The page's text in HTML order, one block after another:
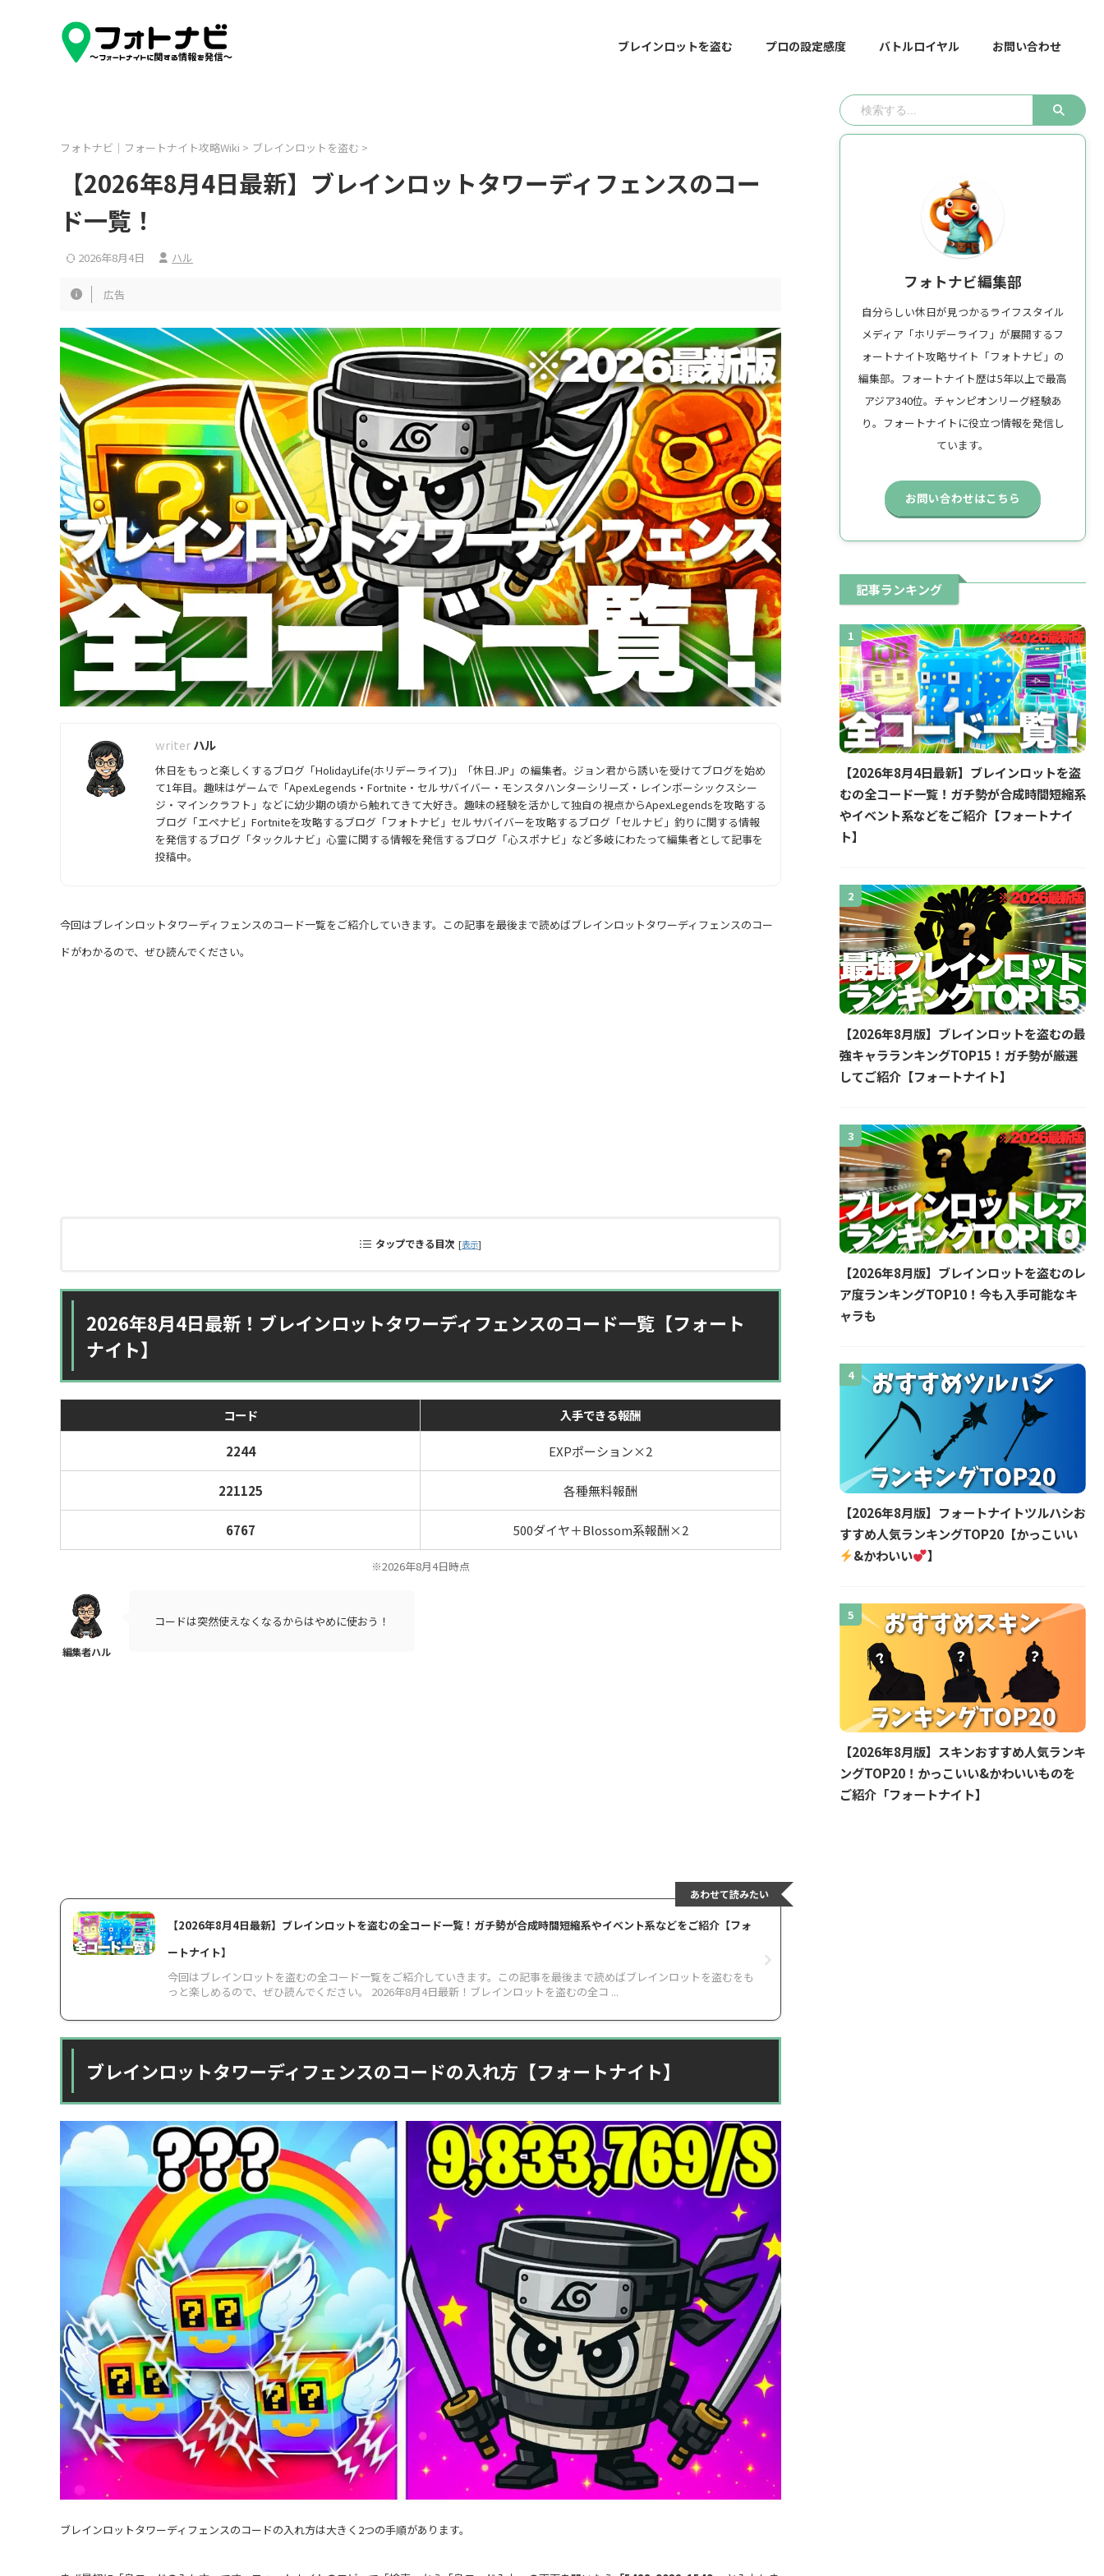
ブレインロットを盗む プロの設定感度 バトルロイヤル お問い合わせ
フォトナビ｜フォートナイト攻略Wiki > ブレインロットを盗む >
【2026年8月4日最新】ブレインロットタワーディフェンスのコー
ド一覧！
2026年8月4日 ハル
広告
ハル
休日をもっと楽しくするブログ「HolidayLife(ホリデーライフ)」「休日.JP」の編集者。ジョン君から誘いを受けてブログを始め
て1年目。趣味はゲームで「ApexLegends・Fortnite・セルサバイバー・モンスタハンターシリーズ・レインボーシックスシー
ジ・マインクラフト」などに幼少期の頃から触れてきて大好き。趣味の経験を活かして独自の視点からApexLegendsを攻略する
ブログ「エペナビ」Fortniteを攻略するブログ「フォトナビ」セルサバイバーを攻略するブログ「セルナビ」釣りに関する情報
を発信するブログ「タックルナビ」心霊に関する情報を発信するブログ「心スポナビ」など多岐にわたって編集者として記事を
投稿中。
今回はブレインロットタワーディフェンスのコード一覧をご紹介していきます。この記事を最後まで読めばブレインロットタワーディフェンスのコー
ドがわかるので、ぜひ読んでください。
タップできる目次 [表示]
2026年8月4日最新！ブレインロットタワーディフェンスのコード一覧【フォート
ナイト】
コード 入手できる報酬
2244 EXPポーション×2
221125 各種無料報酬
6767 500ダイヤ＋Blossom系報酬×2
※2026年8月4日時点
コードは突然使えなくなるからはやめに使おう！
【2026年8月4日最新】ブレインロットを盗むの全コード一覧！ガチ勢が合成時間短縮系やイベント系などをご紹介【フォ
ートナイト】
今回はブレインロットを盗むの全コード一覧をご紹介していきます。この記事を最後まで読めばブレインロットを盗むをも
っと楽しめるので、ぜひ読んでください。 2026年8月4日最新！ブレインロットを盗むの全コ ...
あわせて読みたい
ブレインロットタワーディフェンスのコードの入れ方【フォートナイト】
ブレインロットタワーディフェンスのコードの入れ方は大きく2つの手順があります。
フォトナビ編集部
自分らしい休日が見つかるライフスタイル
メディア「ホリデーライフ」が展開するフ
ォートナイト攻略サイト「フォトナビ」の
編集部。フォートナイト歴は5年以上で最高
アジア340位。チャンピオンリーグ経験あ
り。フォートナイトに役立つ情報を発信し
ています。
お問い合わせはこちら
記事ランキング
1
【2026年8月4日最新】ブレインロットを盗
むの全コード一覧！ガチ勢が合成時間短縮系
やイベント系などをご紹介【フォートナイ
ト】
2
【2026年8月版】ブレインロットを盗むの最
強キャラランキングTOP15！ガチ勢が厳選
してご紹介【フォートナイト】
3
【2026年8月版】ブレインロットを盗むのレ
ア度ランキングTOP10！今も入手可能なキ
ャラも
4
【2026年8月版】フォートナイトツルハシお
すすめ人気ランキングTOP20【かっこいい
&かわいい
】
5
【2026年8月版】スキンおすすめ人気ランキ
ングTOP20！かっこいい&かわいいものを
ご紹介「フォートナイト】